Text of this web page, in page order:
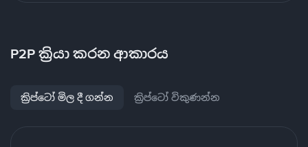
P2P ක්‍රියා කරන ආකාරය
ක්‍රිප්ටෝ මිල දී ගන්න ක්‍රිප්ටෝ විකුණන්න